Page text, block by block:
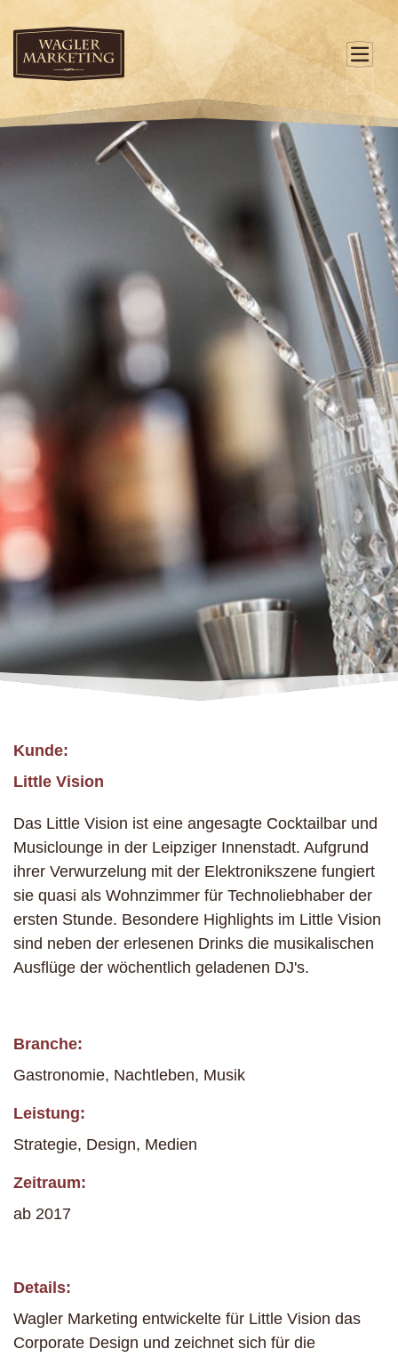
Kunde:
Little Vision
Das Little Vision ist eine angesagte Cocktailbar und
Musiclounge in der Leipziger Innenstadt. Aufgrund
ihrer Verwurzelung mit der Elektronikszene fungiert
sie quasi als Wohnzimmer für Technoliebhaber der
ersten Stunde. Besondere Highlights im Little Vision
sind neben der erlesenen Drinks die musikalischen
Ausflüge der wöchentlich geladenen DJ's.
Branche:
Gastronomie, Nachtleben, Musik
Leistung:
Strategie, Design, Medien
Zeitraum:
ab 2017
Details:
Wagler Marketing entwickelte für Little Vision das
Corporate Design und zeichnet sich für die